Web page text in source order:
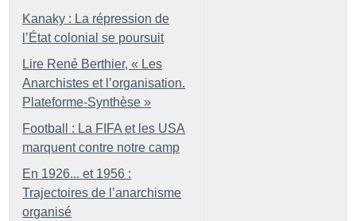
Kanaky : La répression de
l’État colonial se poursuit
Lire René Berthier, « Les
Anarchistes et l’organisation.
Plateforme-Synthèse »
Football : La FIFA et les USA
marquent contre notre camp
En 1926... et 1956 :
Trajectoires de l’anarchisme
organisé